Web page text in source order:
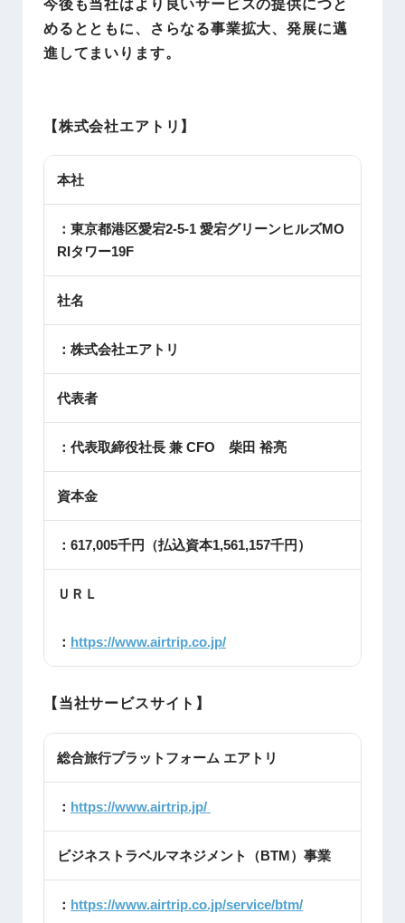
今後も当社はより良いサービスの提供につと
めるとともに、さらなる事業拡大、発展に邁
進してまいります。
【株式会社エアトリ】
本社
：東京都港区愛宕2-5-1 愛宕グリーンヒルズMO
RIタワー19F
社名
：株式会社エアトリ
代表者
：代表取締役社長 兼 CFO 柴田 裕亮
資本金
：617,005千円（払込資本1,561,157千円）
ＵＲＬ
： https://www.airtrip.co.jp/
【当社サービスサイト】
総合旅行プラットフォーム エアトリ
： https://www.airtrip.jp/
ビジネストラベルマネジメント（BTM）事業
： https://www.airtrip.co.jp/service/btm/